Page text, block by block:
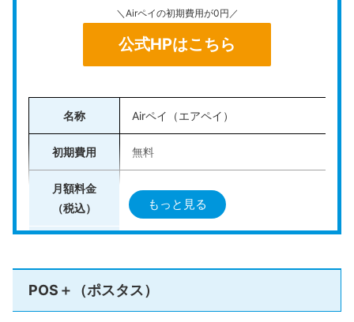
ス対応のため、キッチンカーのような限られたスペース
でもスムーズに活用できます。
が無料になるキャンペーンも実施中。複数
の決済をまとめて導入したい店舗には、特
におすすめのサービスです。
公式HPはこちら
＼Airペイの初期費用が0円／
公式HPはこちら
名称 Airペイ（エアペイ）
初期費用 無料
月額料金
（税込）
0円
対応決済手段
クレジットカード：VISA、JCBなど
電子マネー：iD、交通系ICなど
もっと見る
POS＋（ポスタス）